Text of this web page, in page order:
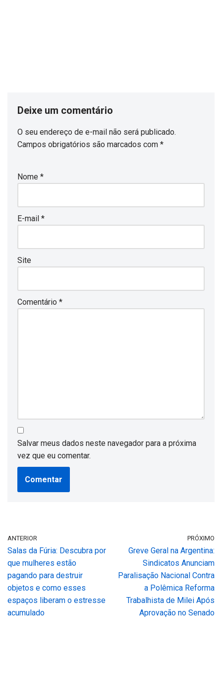
Deixe um comentário
O seu endereço de e-mail não será publicado.
Campos obrigatórios são marcados com *
Nome *
E-mail *
Site
Comentário *
Salvar meus dados neste navegador para a próxima
vez que eu comentar.
ANTERIOR
Salas da Fúria: Descubra por
que mulheres estão
pagando para destruir
objetos e como esses
espaços liberam o estresse
acumulado
PRÓXIMO
Greve Geral na Argentina:
Sindicatos Anunciam
Paralisação Nacional Contra
a Polêmica Reforma
Trabalhista de Milei Após
Aprovação no Senado